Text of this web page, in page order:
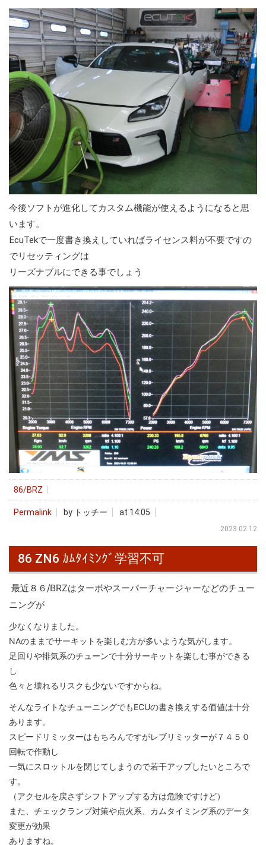
今後ソフトが進化してカスタム機能が使えるようになると思
います。
EcuTekで一度書き換えしていればライセンス料が不要ですの
でリセッティングは
リーズナブルにできる事でしょう
86/BRZ
Permalink by トッチー at 14:05
2023.02.12
86 ZN6 ｶﾑﾀｲﾐﾝｸﾞ学習不可
最近８６/BRZはターボやスーパーチャージャーなどのチュー
ニングが
少なくなりました。
NAのままでサーキットを楽しむ方が多いような気がします。
足回りや排気系のチューンで十分サーキットを楽しむ事ができる
し
色々と壊れるリスクも少ないですからね。
そんなライトなチューニングでもECUの書き換えする価値は十分
あります。
スピードリミッターはもちろんですがレブリミッターが７４５０
回転で作動し
一気にスロットルを閉じてしまうので若干アップしたいところで
す。
（アクセルを戻さずシフトアップする方は危険ですけど）
また、チェックランプ対策や点火系、カムタイミング系のデータ
変更が効果
ありますね。